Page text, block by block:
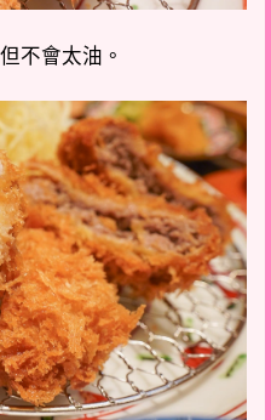
不會太油。